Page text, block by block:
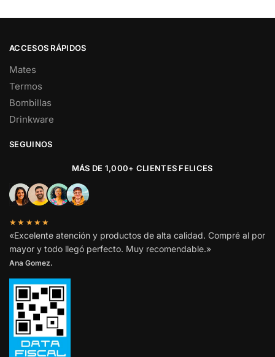
ACCESOS RÁPIDOS
Mates
Termos
Bombillas
Drinkware
SEGUINOS
MÁS DE 1,000+ CLIENTES FELICES
★★★★★
«Excelente atención y productos de alta calidad. Compré al por
mayor y todo llegó perfecto. Muy recomendable.»
Ana Gomez.